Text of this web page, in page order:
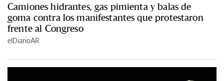
Camiones hidrantes, gas pimienta y balas de
goma contra los manifestantes que protestaron
frente al Congreso
elDiarioAR